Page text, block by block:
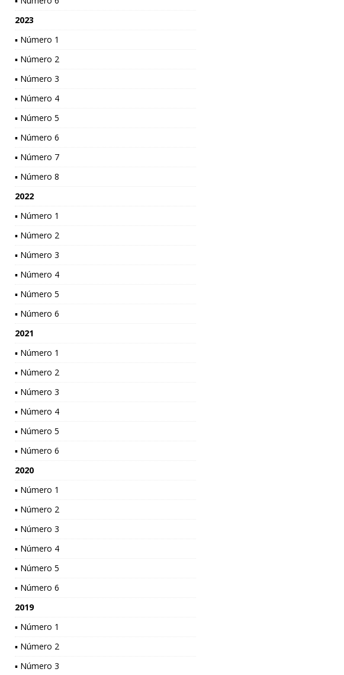
2023
▪ Número 1
▪ Número 2
▪ Número 3
▪ Número 4
▪ Número 5
▪ Número 6
▪ Número 7
▪ Número 8
2022
▪ Número 1
▪ Número 2
▪ Número 3
▪ Número 4
▪ Número 5
▪ Número 6
2021
▪ Número 1
▪ Número 2
▪ Número 3
▪ Número 4
▪ Número 5
▪ Número 6
2020
▪ Número 1
▪ Número 2
▪ Número 3
▪ Número 4
▪ Número 5
▪ Número 6
2019
▪ Número 1
▪ Número 2
▪ Número 3